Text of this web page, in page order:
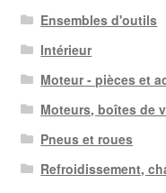
Ensembles d'outils
Intérieur
Moteur - pièces et
Moteurs, boîtes de
Pneus et roues
Refroidissement,